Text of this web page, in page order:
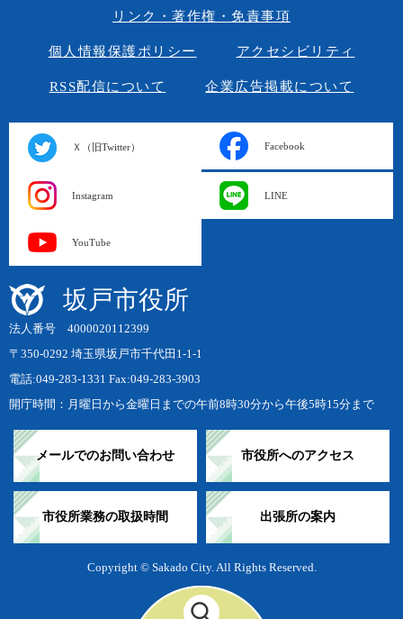
リンク・著作権・免責事項
個人情報保護ポリシー アクセシビリティ
RSS配信について 企業広告掲載について
Ｘ（旧Twitter） Facebook
Instagram LINE
YouTube
坂戸市役所
法人番号 4000020112399
〒350-0292 埼玉県坂戸市千代田1-1-1
電話:049-283-1331 Fax:049-283-3903
開庁時間：月曜日から金曜日までの午前8時30分から午後5時15分まで
メールでのお問い合わせ 市役所へのアクセス
市役所業務の取扱時間 出張所の案内
Copyright © Sakado City. All Rights Reserved.